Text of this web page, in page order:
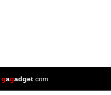
gagadget .com